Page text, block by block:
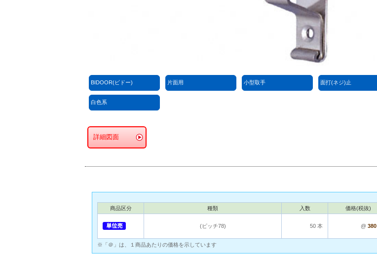
BIDOOR(ビドー) 片面用 小型取手 面打(ネジ)止
白色系
詳細図面
商品区分 種類 入数 価格(税抜)
(ピッチ78) 50 本 @ 380
※「＠」は、１商品あたりの価格を示しています